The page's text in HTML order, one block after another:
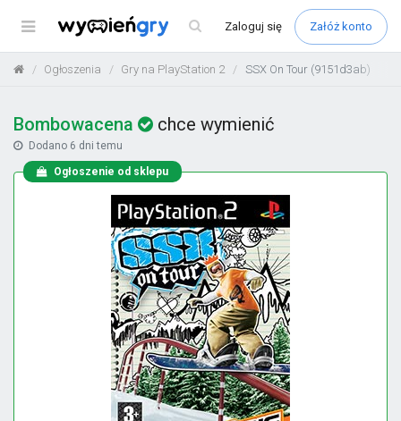
Menu Zaloguj się Załóż konto
Ogłoszenia Gry na PlayStation 2 SSX On Tour (9151d3ab)
Bombowacena chce wymienić
Dodano 6 dni temu
Ogłoszenie od sklepu